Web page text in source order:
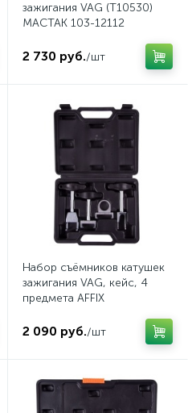
11
пневмоинструмента
зажигания VAG (T10530)
МАСТАК 103-12112
2 730 руб./шт
Набор съёмников катушек
зажигания VAG, кейс, 4
предмета AFFIX
2 090 руб./шт